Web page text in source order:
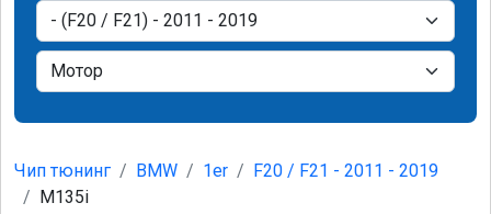
Чип тюнинг BMW 1er
F20 / F21 - 2011 - 2019
M135i